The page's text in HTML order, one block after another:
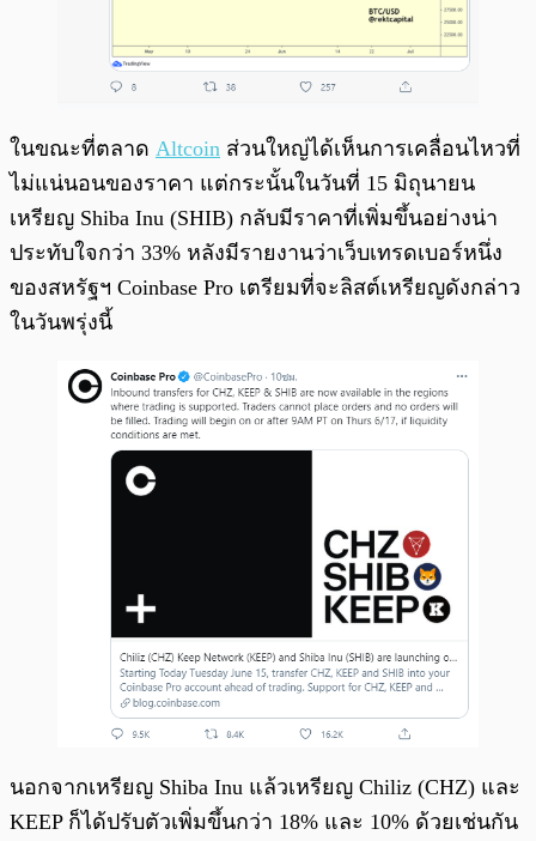
ในขณะที่ตลาด Altcoin ส่วนใหญ่ได้เห็นการเคลื่อนไหวที่
ไม่แน่นอนของราคา แต่กระนั้นในวันที่ 15 มิถุนายน
เหรียญ Shiba Inu (SHIB) กลับมีราคาที่เพิ่มขึ้นอย่างน่า
ประทับใจกว่า 33% หลังมีรายงานว่าเว็บเทรดเบอร์หนึ่ง
ของสหรัฐฯ Coinbase Pro เตรียมที่จะลิสต์เหรียญดังกล่าว
ในวันพรุ่งนี้
นอกจากเหรียญ Shiba Inu แล้วเหรียญ Chiliz (CHZ) และ
KEEP ก็ได้ปรับตัวเพิ่มขึ้นกว่า 18% และ 10% ด้วยเช่นกัน